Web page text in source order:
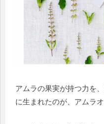
アムラの果実が持つ力を
に生まれたのが、アムラオ